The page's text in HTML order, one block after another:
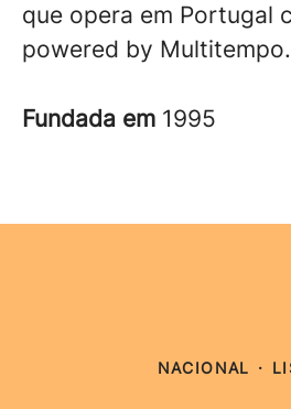
que opera em Portugal
powered by Multitempo.
Fundada em 1995
NACIONAL ·